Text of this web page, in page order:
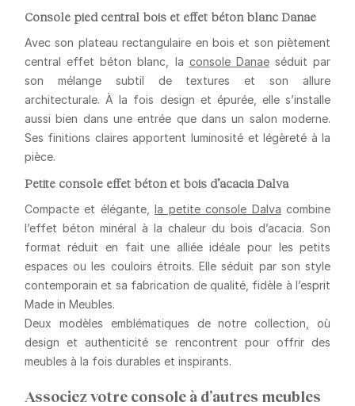
Console pied central bois et effet béton blanc Danae
Avec son plateau rectangulaire en bois et son piètement
central effet béton blanc, la console Danaeséduit par
son mélange subtil de textures et sonallure
architecturale. À la fois design et épurée, elle s’installe
aussi bien dans une entrée que dans un salon moderne.
Ses finitions claires apportent luminosité et légèreté à la
pièce.
Petite console effet béton et bois d’acacia Dalva
Compacte et élégante,la petite console Dalva combine
l’effet béton minéral à lachaleur du bois d’acacia. Son
format réduit en fait une alliée idéale pour les petits
espaces ou les couloirs étroits. Elle séduit par son style
contemporain et sa fabrication de qualité, fidèle à l’esprit
Made in Meubles.
Deux modèles emblématiques de notre collection, où
design et authenticité se rencontrent pour offrir des
meubles à la fois durables et inspirants.
Associez votre console à d’autres meubles